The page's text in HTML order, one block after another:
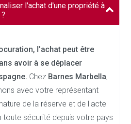
l'achat d'une propriété à
l'achat peut être
avoir à se déplacer
Chez Barnes Marbella,
avec votre représentant
de la réserve et de l'acte
toute sécurité depuis votre pays